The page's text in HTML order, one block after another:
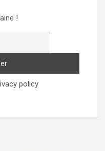
!
policy